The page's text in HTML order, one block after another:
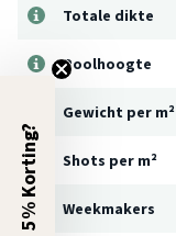
Totale dikte
Poolhoogte
Gewicht per m²
Shots per m²
Weekmakers
5% Korting?